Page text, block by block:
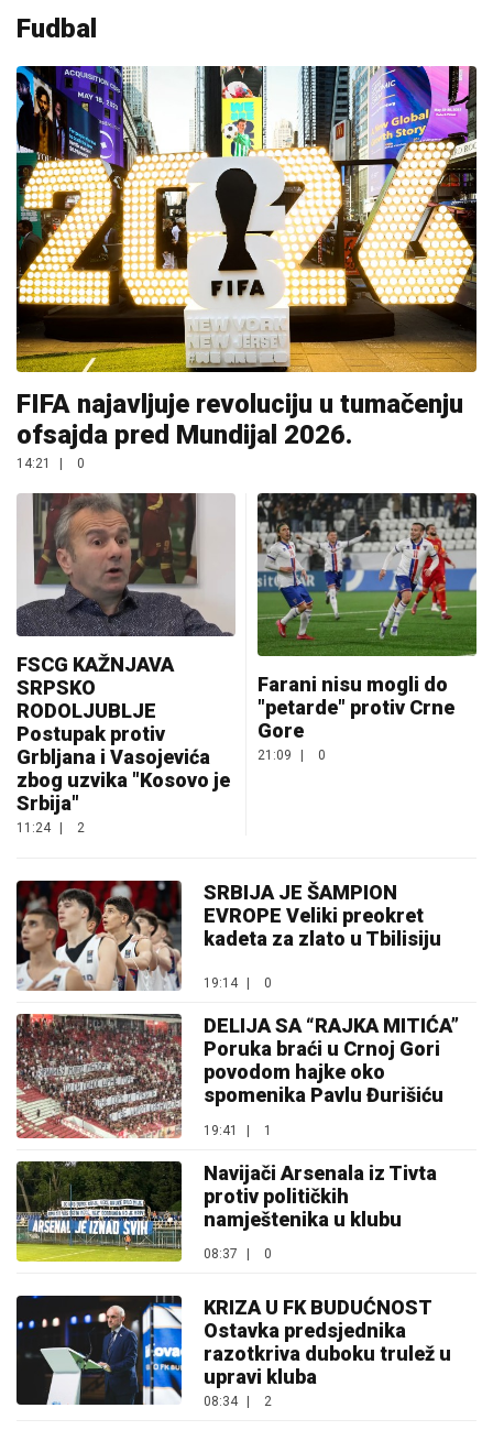
Fudbal
FIFA najavljuje revoluciju u tumačenju
ofsajda pred Mundijal 2026.
14:21 0
FSCG KAŽNJAVA
SRPSKO
RODOLJUBLJE
Postupak protiv
Grbljana i Vasojevića
zbog uzvika "Kosovo je
Srbija"
11:24 2
Farani nisu mogli do
"petarde" protiv Crne
Gore
21:09 | 0
SRBIJA JE ŠAMPION
EVROPE Veliki preokret
kadeta za zlato u Tbilisiju
19:14 0
DELIJA SA “RAJKA MITIĆA”
Poruka braći u Crnoj Gori
povodom hajke oko
spomenika Pavlu Đurišiću
19:41 | 1
Navijači Arsenala iz Tivta
protiv političkih
namještenika u klubu
08:37 | 0
KRIZA U FK BUDUĆNOST
Ostavka predsjednika
razotkriva duboku trulež u
upravi kluba
08:34 | 2